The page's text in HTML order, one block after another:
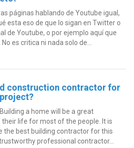
páginas hablando de Youtube igual,
esta eso de que lo sigan en Twitter o
de Youtube, o por ejemplo aquí que
es critica ni nada solo de...
construction contractor for
a home will be a great
life for most of the people. It is
the best building contractor for this
professional contractor...